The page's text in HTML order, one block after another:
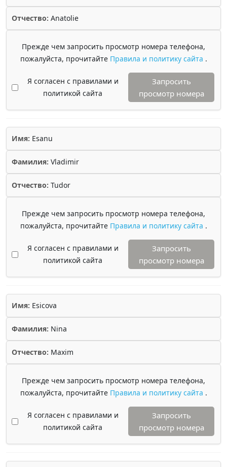
Отчество: Anatolie
Прежде чем запросить просмотр номера телефона,
пожалуйста, прочитайте Правила и политику сайта .
Я согласен с правилами и
политикой сайта
Запросить
просмотр номера
Имя: Esanu
Фамилия: Vladimir
Отчество: Tudor
Прежде чем запросить просмотр номера телефона,
пожалуйста, прочитайте Правила и политику сайта .
Я согласен с правилами и
политикой сайта
Запросить
просмотр номера
Имя: Esicova
Фамилия: Nina
Отчество: Maxim
Прежде чем запросить просмотр номера телефона,
пожалуйста, прочитайте Правила и политику сайта .
Я согласен с правилами и
политикой сайта
Запросить
просмотр номера